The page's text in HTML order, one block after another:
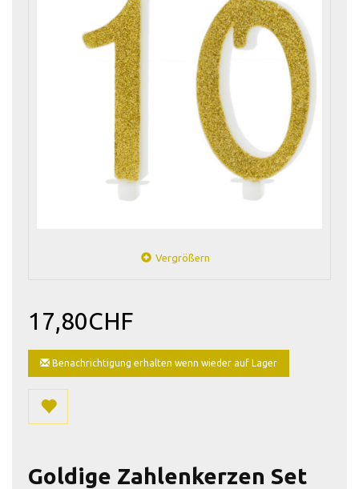
Vergrößern
17,80CHF
Benachrichtigung erhalten wenn wieder auf Lager
Goldige Zahlenkerzen Set